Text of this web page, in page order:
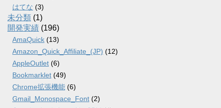
はてな (3)
未分類 (1)
開発実績 (196)
AmaQuick (13)
Amazon_Quick_Affiliate_(JP) (12)
AppleOutlet (6)
Bookmarklet (49)
Chrome拡張機能 (6)
Gmail_Monospace_Font (2)